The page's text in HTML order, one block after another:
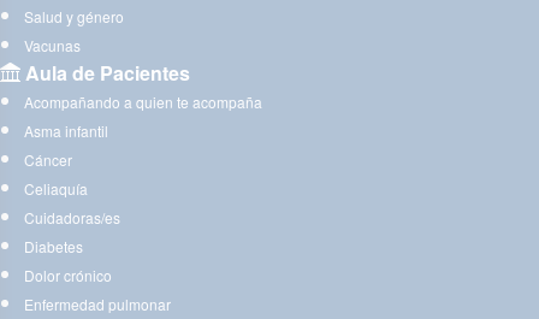
Salud y género
Vacunas
Aula de Pacientes
Acompañando a quien te acompaña
Asma infantil
Cáncer
Celiaquía
Cuidadoras/es
Diabetes
Dolor crónico
Enfermedad pulmonar